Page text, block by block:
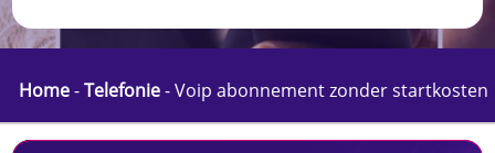
Home-Telefonie-Voip abonnement zonder startkosten